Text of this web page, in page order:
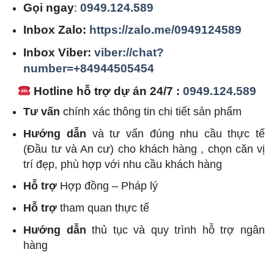
Gọi ngay:0949.124.589
Inbox Zalo: https://zalo.me/0949124589
Inbox Viber:viber://chat?
number=+84944505454
Hotline hỗ trợ dự án 24/7 :0949.124.589
Tư vấn chính xác thông tin chi tiết sản phẩm
Hướng dẫn và tư vấn đúng nhu cầu thực tế
(Đầu tư và An cư) cho khách hàng , chọn căn vị
trí đẹp, phù hợp với nhu cầu khách hàng
Hỗ trợ Hợp đồng – Pháp lý
Hỗ trợtham quan thực tế
Hướng dẫn thủ tục và quy trình hỗ trợ ngân
hàng